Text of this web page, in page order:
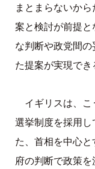
まとまらないか
案と検討が前提
な判断や政党間
た提案が実現でき
イギリスは、
選挙制度を採用し
た、首相を中心
府の判断で政策